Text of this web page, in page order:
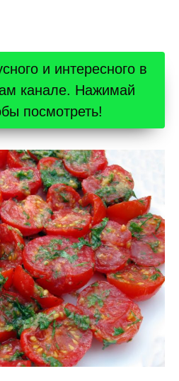
и интересного в
канале. Нажимай
посмотреть!